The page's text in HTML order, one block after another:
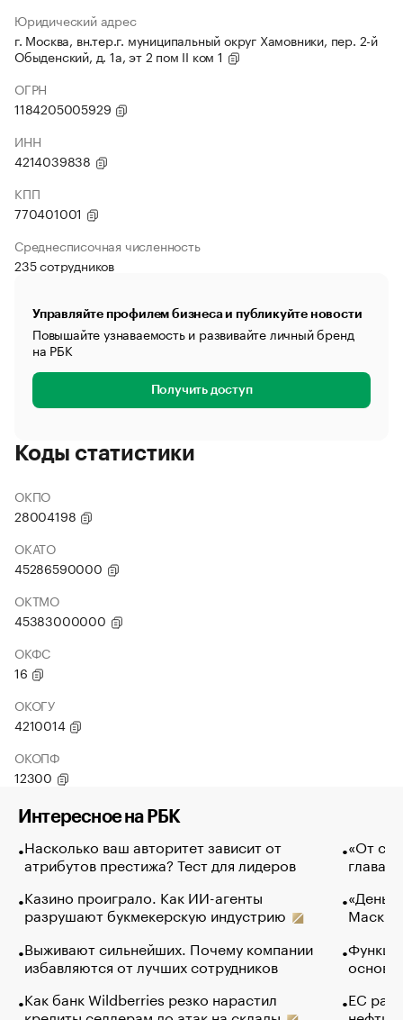
Юридический адрес
г. Москва, вн.тер.г. муниципальный округ Хамовники, пер. 2-й
Обыденский, д. 1а, эт 2 пом II ком 1
ОГРН
1184205005929
ИНН
4214039838
КПП
770401001
Среднесписочная численность
235 сотрудников
Управляйте профилем бизнеса и публикуйте новости
Повышайте узнаваемость и развивайте личный бренд
на РБК
Получить доступ
Коды статистики
ОКПО
28004198
ОКАТО
45286590000
ОКТМО
45383000000
ОКФС
16
ОКОГУ
4210014
ОКОПФ
12300
Интересное на РБК
Насколько ваш авторитет зависит от
атрибутов престижа? Тест для лидеров
Казино проиграло. Как ИИ-агенты
разрушают букмекерскую индустрию
Выживают сильнейших. Почему компании
избавляются от лучших сотрудников
Как банк Wildberries резко нарастил
«От
глава
Маск в
основ
ЕС